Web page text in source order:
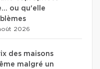
ou qu'elle
2026
des maisons
malgré un